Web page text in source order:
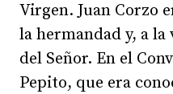
Virgen. Juan Corzo
la hermandad y, a la
del Señor. En el
Pepito, que era